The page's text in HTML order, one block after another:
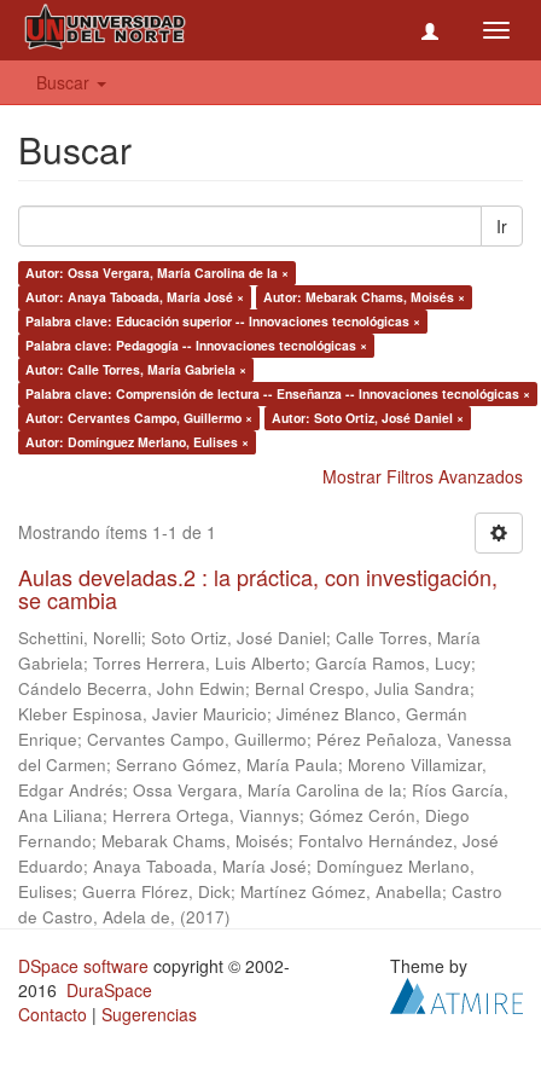
Buscar
Buscar
Ir
Autor: Ossa Vergara, María Carolina de la ×
Autor: Anaya Taboada, María José ×
Autor: Mebarak Chams, Moisés ×
Palabra clave: Educación superior -- Innovaciones tecnológicas ×
Palabra clave: Pedagogía -- Innovaciones tecnológicas ×
Autor: Calle Torres, María Gabriela ×
Palabra clave: Comprensión de lectura -- Enseñanza -- Innovaciones tecnológicas ×
Autor: Cervantes Campo, Guillermo ×
Autor: Soto Ortiz, José Daniel ×
Autor: Domínguez Merlano, Eulises ×
Mostrar Filtros Avanzados
Mostrando ítems 1-1 de 1
Aulas develadas.2 : la práctica, con investigación,
se cambia
Schettini, Norelli; Soto Ortiz, José Daniel; Calle Torres, María
Gabriela; Torres Herrera, Luis Alberto; García Ramos, Lucy;
Cándelo Becerra, John Edwin; Bernal Crespo, Julia Sandra;
Kleber Espinosa, Javier Mauricio; Jiménez Blanco, Germán
Enrique; Cervantes Campo, Guillermo; Pérez Peñaloza, Vanessa
del Carmen; Serrano Gómez, María Paula; Moreno Villamizar,
Edgar Andrés; Ossa Vergara, María Carolina de la; Ríos García,
Ana Liliana; Herrera Ortega, Viannys; Gómez Cerón, Diego
Fernando; Mebarak Chams, Moisés; Fontalvo Hernández, José
Eduardo; Anaya Taboada, María José; Domínguez Merlano,
Eulises; Guerra Flórez, Dick; Martínez Gómez, Anabella; Castro
de Castro, Adela de, (2017)
DSpace software copyright © 2002-
2016 DuraSpace
Contacto | Sugerencias
Theme by